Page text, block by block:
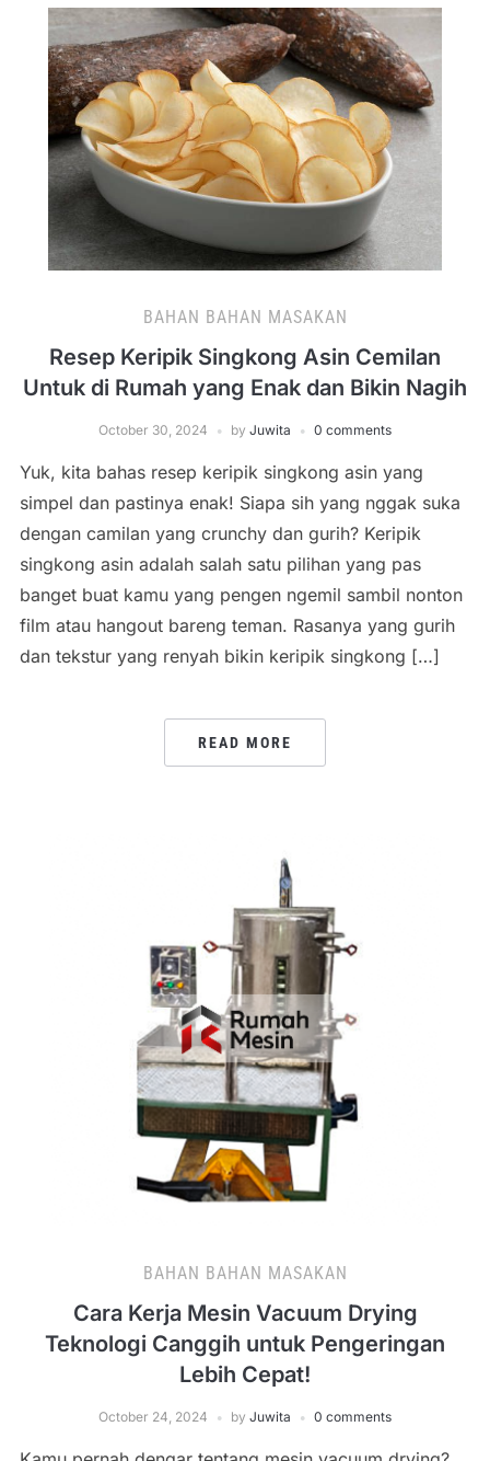
BAHAN BAHAN MASAKAN
Resep Keripik Singkong Asin Cemilan
Untuk di Rumah yang Enak dan Bikin Nagih
October 30, 2024 by Juwita 0 comments
Yuk, kita bahas resep keripik singkong asin yang
simpel dan pastinya enak! Siapa sih yang nggak suka
dengan camilan yang crunchy dan gurih? Keripik
singkong asin adalah salah satu pilihan yang pas
banget buat kamu yang pengen ngemil sambil nonton
film atau hangout bareng teman. Rasanya yang gurih
dan tekstur yang renyah bikin keripik singkong […]
READ MORE
BAHAN BAHAN MASAKAN
Cara Kerja Mesin Vacuum Drying
Teknologi Canggih untuk Pengeringan
Lebih Cepat!
October 24, 2024 by Juwita 0 comments